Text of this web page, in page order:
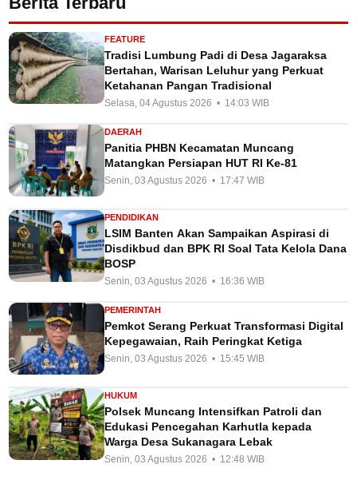
FEATURE
Tradisi Lumbung Padi di Desa Jagaraksa
Bertahan, Warisan Leluhur yang Perkuat
Ketahanan Pangan Tradisional
Selasa, 04 Agustus 2026 • 14:03 WIB
DAERAH
Panitia PHBN Kecamatan Muncang
Matangkan Persiapan HUT RI Ke-81
Senin, 03 Agustus 2026 • 17:47 WIB
PENDIDIKAN
LSIM Banten Akan Sampaikan Aspirasi di
Disdikbud dan BPK RI Soal Tata Kelola Dana
BOSP
Senin, 03 Agustus 2026 • 16:36 WIB
PEMERINTAH
Pemkot Serang Perkuat Transformasi Digital
Kepegawaian, Raih Peringkat Ketiga
Senin, 03 Agustus 2026 • 15:45 WIB
HUKUM
Polsek Muncang Intensifkan Patroli dan
Edukasi Pencegahan Karhutla kepada
Warga Desa Sukanagara Lebak
Senin, 03 Agustus 2026 • 12:48 WIB